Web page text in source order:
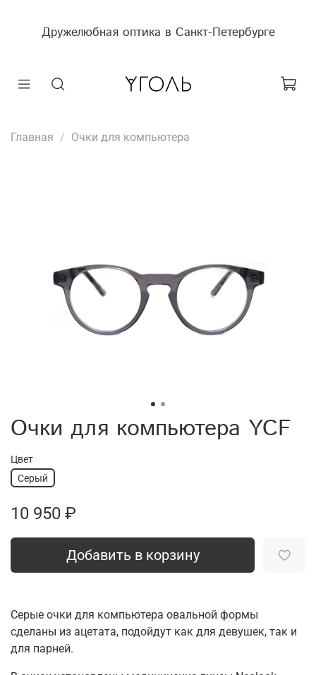
Дружелюбная оптика в Санкт-Петербурге
Главная Очки для компьютера
Очки для компьютера YCF
Цвет
Серый
10 950 ₽
Добавить в корзину
Серые очки для компьютера овальной формы
сделаны из ацетата, подойдут как для девушек, так и
для парней.